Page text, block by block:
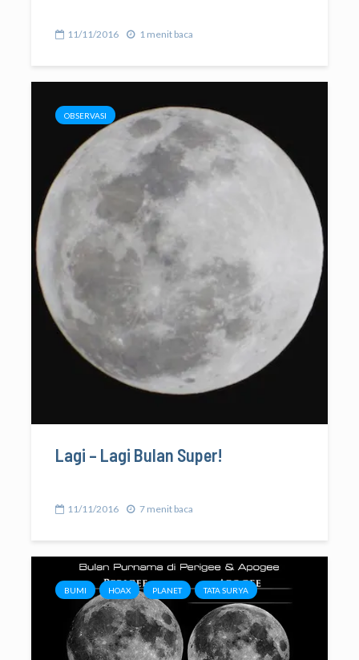
11/11/2016 1 menit baca
OBSERVASI
Lagi – Lagi Bulan Super!
11/11/2016 7 menit baca
BUMI HOAX PLANET TATA SURYA